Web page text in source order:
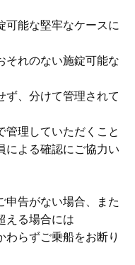
可能な堅牢なケースに
それのない施錠可能な
ず、分けて管理されて
管理していただくこと
による確認にご協力い
申告がない場合、また
える場合には
わらずご乗船をお断り